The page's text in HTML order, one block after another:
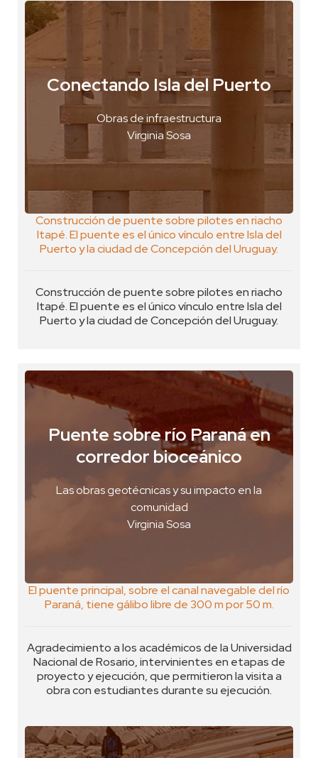
Conectando Isla del Puerto
Obras de infraestructura
Virginia Sosa
Concepción del Uruguay, Argentina
VER FOTO
VER GEOPOSTAL
Construcción de puente sobre pilotes en riacho
Itapé. El puente es el único vínculo entre Isla del
Puerto y la ciudad de Concepción del Uruguay.
Construcción de puente sobre pilotes en riacho
Itapé. El puente es el único vínculo entre Isla del
Puerto y la ciudad de Concepción del Uruguay.
Puente sobre río Paraná en
corredor bioceánico
Las obras geotécnicas y su impacto en la
comunidad
Virginia Sosa
Rosario, Argentina
VER GEOPOSTAL
El puente principal, sobre el canal navegable del río
Paraná, tiene gálibo libre de 300 m por 50 m.
Agradecimiento a los académicos de la Universidad
Nacional de Rosario, intervinientes en etapas de
proyecto y ejecución, que permitieron la visita a
obra con estudiantes durante su ejecución.